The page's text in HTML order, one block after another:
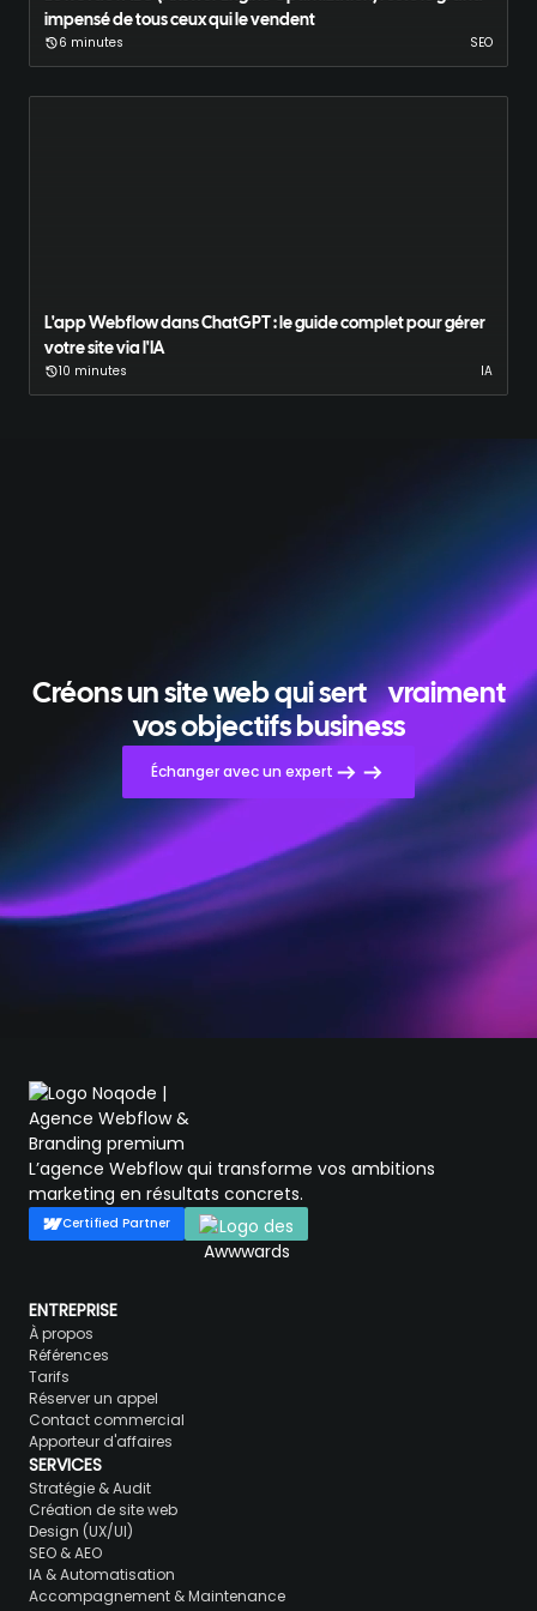
impensé de tous ceux qui le vendent
6 minutes SEO
L'app Webflow dans ChatGPT : le guide complet pour gérer
votre site via l'IA
10 minutes IA
Créons un site web qui sertvraiment
vos objectifs business
Échanger avec un expert
L’agence Webflow qui transforme vos ambitions
marketing en résultats concrets.
Certified Partner
ENTREPRISE
À propos
Références
Tarifs
Réserver un appel
Contact commercial
Apporteur d'affaires
SERVICES
Stratégie & Audit
Création de site web
Design (UX/UI)
SEO & AEO
IA & Automatisation
Accompagnement & Maintenance